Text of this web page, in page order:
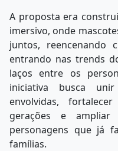
A proposta era
imersivo, onde
juntos, reencenando
entrando nas trends
laços entre os
iniciativa busca
envolvidas,
gerações e
personagens que já
famílias.